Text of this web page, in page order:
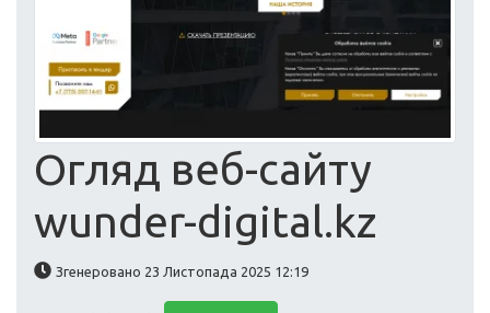
Огляд веб-сайту
wunder-digital.kz
Згенеровано 23 Листопада 2025 12:19